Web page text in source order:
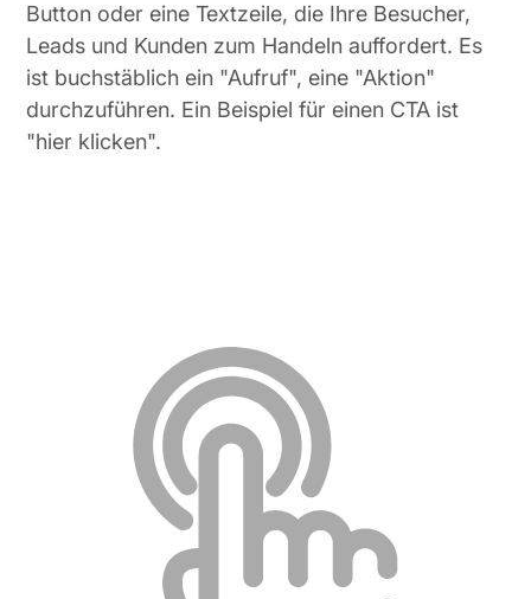
Button oder eine Textzeile, die Ihre Besucher,
Leads und Kunden zum Handeln auffordert. Es
ist buchstäblich ein "Aufruf", eine "Aktion"
durchzuführen. Ein Beispiel für einen CTA ist
"hier klicken".